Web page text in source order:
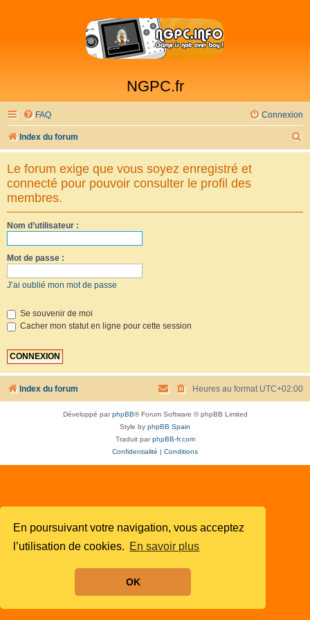
En poursuivant votre navigation, vous acceptez
l’utilisation de cookies. En savoir plus
OK
NGPC.fr
FAQ Connexion
Index du forum
e
Le forum exige que vous soyez enregistré et
connecté pour pouvoir consulter le profil des
membres.
Nom d’utilisateur :
Mot de passe :
J’ai oublié mon mot de passe
Se souvenir de moi
Cacher mon statut en ligne pour cette session
Index du forum Heures au format UTC+02:00
Développé parphpBB® Forum Software © phpBB Limited
Style by phpBB Spain
Traduit parphpBB-fr.com
Confidentialité
Conditions